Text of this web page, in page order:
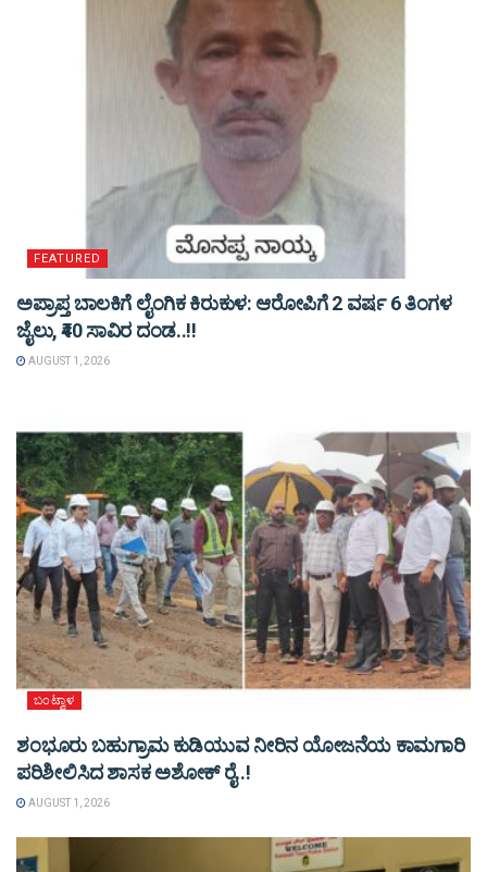
FEATURED
ಅಪ್ರಾಪ್ತ ಬಾಲಕಿಗೆ ಲೈಂಗಿಕ ಕಿರುಕುಳ: ಆರೋಪಿಗೆ 2 ವರ್ಷ 6 ತಿಂಗಳ
ಜೈಲು, ₹40 ಸಾವಿರ ದಂಡ..!!
AUGUST 1, 2026
ಬಂಟ್ವಾಳ
ಶಂಭೂರು ಬಹುಗ್ರಾಮ ಕುಡಿಯುವ ನೀರಿನ ಯೋಜನೆಯ ಕಾಮಗಾರಿ
ಪರಿಶೀಲಿಸಿದ ಶಾಸಕ ಅಶೋಕ್ ರೈ..!
AUGUST 1, 2026